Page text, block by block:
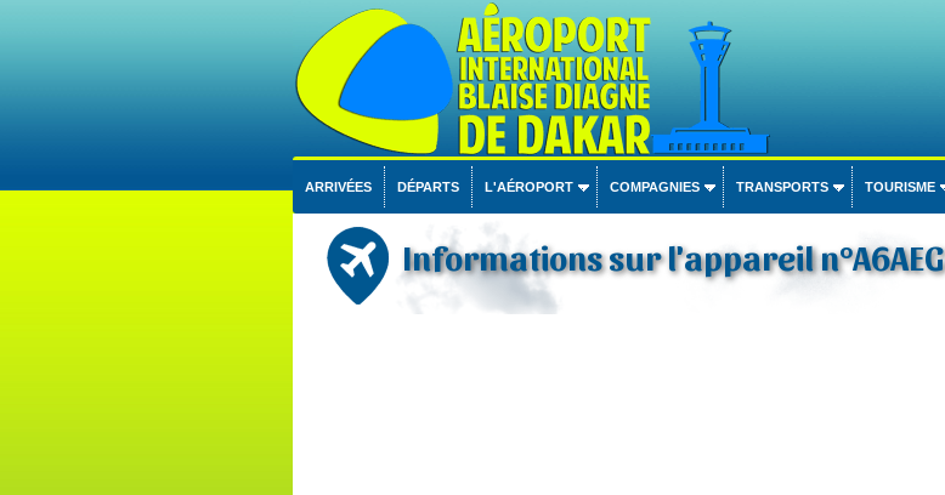
ARRIVÉES DÉPARTS L'AÉROPORT COMPAGNIES TRANSPORTS TOURISME
Informations sur l'appareil n°A6AEG